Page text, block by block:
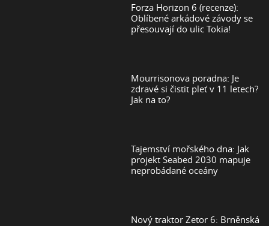
Forza Horizon 6 (recenze):
Oblíbené arkádové závody se
přesouvají do ulic Tokia!
Mourrisonova poradna: Je
zdravé si čistit pleť v 11 letech?
Jak na to?
Tajemství mořského dna: Jak
projekt Seabed 2030 mapuje
neprobádané oceány
Nový traktor Zetor 6: Brněnská